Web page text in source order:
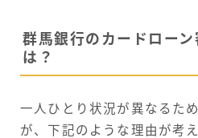
群馬銀行のカードロー
は？
一人ひとり状況が異なるた
が、下記のような理由が考え